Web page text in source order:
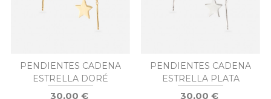
PENDIENTES CADENA
ESTRELLA DORÉ
30,00 €
PENDIENTES CADENA
ESTRELLA PLATA
30,00 €